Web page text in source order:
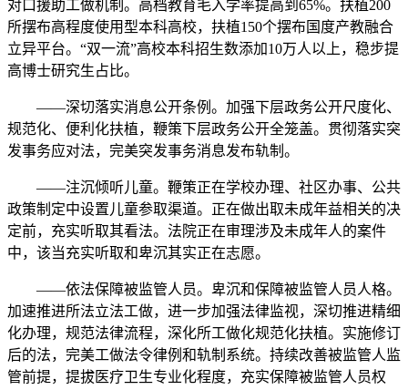
对口援助工做机制。高档教育毛入学率提高到65%。扶植200
所摆布高程度使用型本科高校，扶植150个摆布国度产教融合
立异平台。“双一流”高校本科招生数添加10万人以上，稳步提
高博士研究生占比。
——深切落实消息公开条例。加强下层政务公开尺度化、
规范化、便利化扶植，鞭策下层政务公开全笼盖。贯彻落实突
发事务应对法，完美突发事务消息发布轨制。
——注沉倾听儿童。鞭策正在学校办理、社区办事、公共
政策制定中设置儿童参取渠道。正在做出取未成年益相关的决
定前，充实听取其看法。法院正在审理涉及未成年人的案件
中，该当充实听取和卑沉其实正在志愿。
——依法保障被监管人员。卑沉和保障被监管人员人格。
加速推进所法立法工做，进一步加强法律监视，深切推进精细
化办理，规范法律流程，深化所工做化规范化扶植。实施修订
后的法，完美工做法令律例和轨制系统。持续改善被监管人监
管前提，提拔医疗卫生专业化程度，充实保障被监管人员权